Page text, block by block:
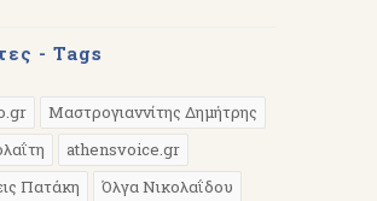
- Tags
Μαστρογιαννίτης Δημήτρης
athensvoice.gr
Πατάκη
Όλγα Νικολαΐδου